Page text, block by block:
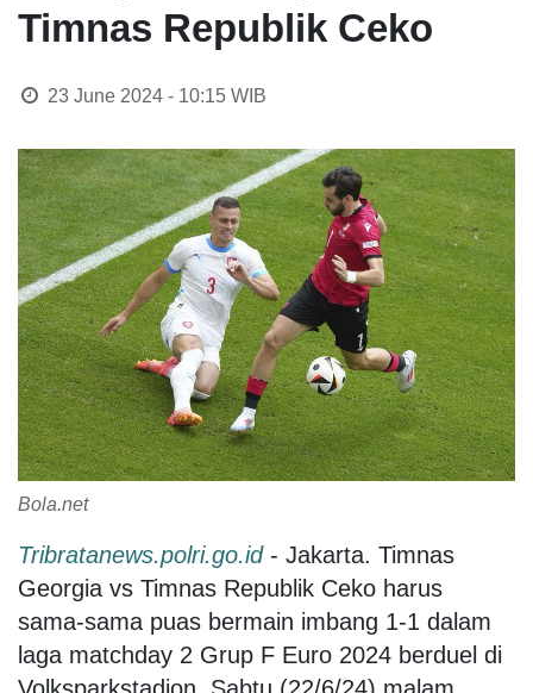
Timnas Republik Ceko
23 June 2024 - 10:15WIB
Bola.net
Tribratanews.polri.go.id- Jakarta. Timnas
Georgia vs Timnas Republik Ceko harus
sama-sama puas bermain imbang 1-1 dalam
laga matchday 2 Grup F Euro 2024 berduel di